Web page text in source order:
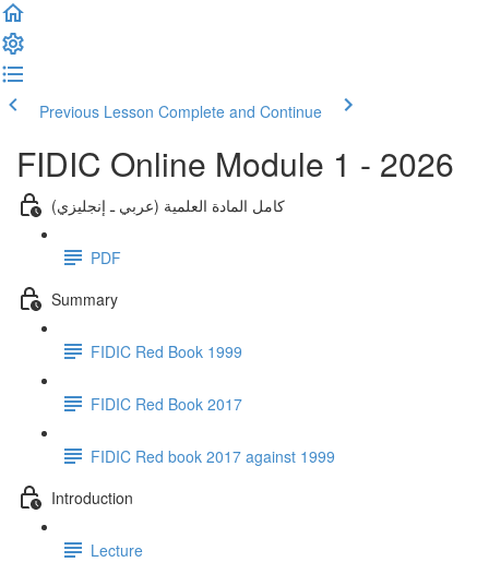
Previous Lesson Complete and Continue
FIDIC Online Module 1 - 2026
كامل المادة العلمية (عربي ـ إنجليزي)
PDF
Summary
FIDIC Red Book 1999
FIDIC Red Book 2017
FIDIC Red book 2017 against 1999
Introduction
Lecture